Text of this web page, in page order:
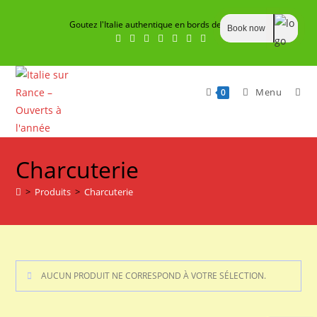
Goutez l'Italie authentique en bords de Rance
0 Menu
Charcuterie
> Produits > Charcuterie
AUCUN PRODUIT NE CORRESPOND À VOTRE SÉLECTION.
Book now